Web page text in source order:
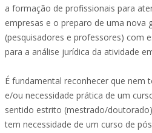
a formação de profissionais para
empresas e o preparo de uma nova
(pesquisadores e professores) com
para a análise jurídica da atividade
É fundamental reconhecer que nem
e/ou necessidade prática de um
sentido estrito (mestrado/
tem necessidade de um curso de